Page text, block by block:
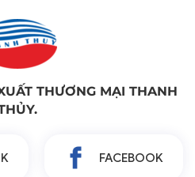
THƯƠNG MẠI THANH
FACEBOOK